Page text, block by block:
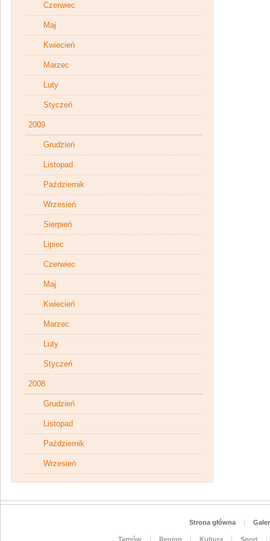
Czerwiec
Maj
Kwiecień
Marzec
Luty
Styczeń
2009
Grudzień
Listopad
Październik
Wrzesień
Sierpień
Lipiec
Czerwiec
Maj
Kwiecień
Marzec
Luty
Styczeń
2008
Grudzień
Listopad
Październik
Wrzesień
Strona główna |
Tarnów | Region | Kultura | Sport
|